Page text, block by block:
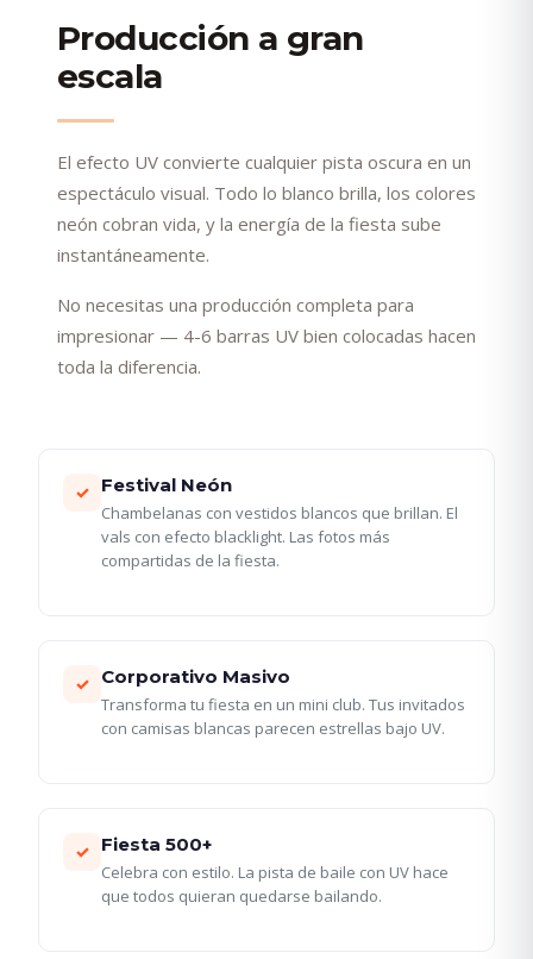
Producción a gran
escala
El efecto UV convierte cualquier pista oscura en un
espectáculo visual. Todo lo blanco brilla, los colores
neón cobran vida, y la energía de la fiesta sube
instantáneamente.
No necesitas una producción completa para
impresionar — 4-6 barras UV bien colocadas hacen
toda la diferencia.
✓ Festival Neón
Chambelanas con vestidos blancos que brillan. El
vals con efecto blacklight. Las fotos más
compartidas de la fiesta.
✓ Corporativo Masivo
Transforma tu fiesta en un mini club. Tus invitados
con camisas blancas parecen estrellas bajo UV.
✓ Fiesta 500+
Celebra con estilo. La pista de baile con UV hace
que todos quieran quedarse bailando.